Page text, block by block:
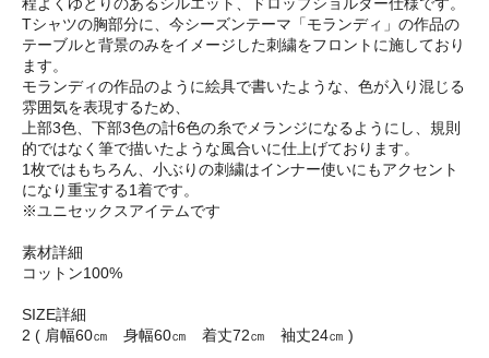
Tシャツの胸部分に、今シーズンテーマ「モランディ」の作品の
テーブルと背景のみをイメージした刺繍をフロントに施しており
ます。
モランディの作品のように絵具で書いたような、色が入り混じる
雰囲気を表現するため、
上部3色、下部3色の計6色の糸でメランジになるようにし、規則
的ではなく筆で描いたような風合いに仕上げております。
1枚ではもちろん、小ぶりの刺繍はインナー使いにもアクセント
になり重宝する1着です。
※ユニセックスアイテムです
素材詳細
コットン100%
SIZE詳細
2 ( 肩幅60㎝ 身幅60㎝ 着丈72㎝ 袖丈24㎝ )